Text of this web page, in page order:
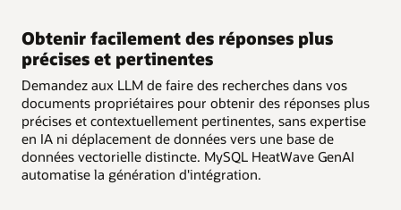
Obtenir facilement des réponses plus
précises et pertinentes
Demandez aux LLM de faire des recherches dans vos
documents propriétaires pour obtenir des réponses plus
précises et contextuellement pertinentes, sans expertise
en IA ni déplacement de données vers une base de
données vectorielle distincte. MySQL HeatWave GenAI
automatise la génération d'intégration.